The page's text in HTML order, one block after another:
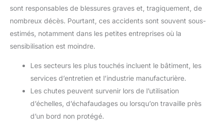
sont responsables de blessures graves et, tragiquement, de
nombreux décès. Pourtant, ces accidents sont souvent sous-
estimés, notamment dans les petites entreprises où la
sensibilisation est moindre.
Les secteurs les plus touchés incluent le bâtiment, les
services d’entretien et l’industrie manufacturière.
Les chutes peuvent survenir lors de l’utilisation
d’échelles, d’échafaudages ou lorsqu’on travaille près
d’un bord non protégé.